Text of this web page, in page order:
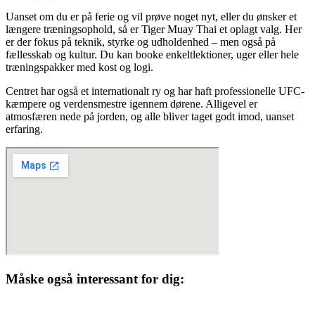
Uanset om du er på ferie og vil prøve noget nyt, eller du ønsker et
længere træningsophold, så er Tiger Muay Thai et oplagt valg. Her
er der fokus på teknik, styrke og udholdenhed – men også på
fællesskab og kultur. Du kan booke enkeltlektioner, uger eller hele
træningspakker med kost og logi.
Centret har også et internationalt ry og har haft professionelle UFC-
kæmpere og verdensmestre igennem dørene. Alligevel er
atmosfæren nede på jorden, og alle bliver taget godt imod, uanset
erfaring.
Måske også interessant for dig: